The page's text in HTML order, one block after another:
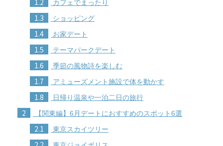
カフェでまったり
1.3 ショッピング
1.4 お家デート
1.5 テーマパークデート
1.6 季節の風物詩を楽しむ
1.7 アミューズメント施設で体を動かす
1.8 日帰り温泉や一泊二日の旅行
2 【関東編】6月デートにおすすめのスポット6選
2.1 東京スカイツリー